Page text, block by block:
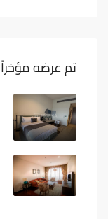
تم عرضه مؤخراً